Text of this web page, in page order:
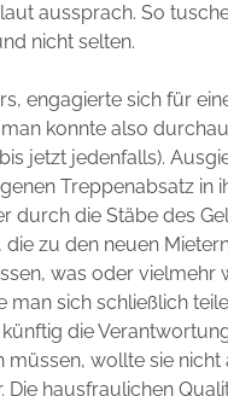
aussprach. So
nicht selten.
engagierte sich für
konnte also
jetzt jedenfalls).
Treppenabsatz in
durch die Stäbe des
zu den neuen
was oder vielmehr
sich schließlich
die
wollte sie nicht
hausfraulichen